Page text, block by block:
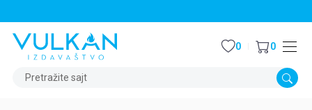
Pretražite sajt
0 0